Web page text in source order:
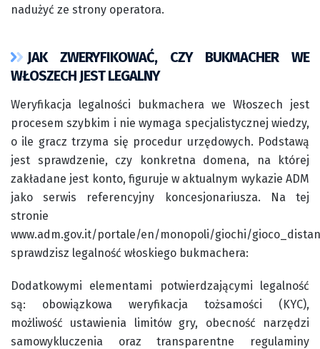
nadużyć ze strony operatora.
JAK ZWERYFIKOWAĆ, CZY BUKMACHER WE
WŁOSZECH JEST LEGALNY
Weryfikacja legalności bukmachera we Włoszech jest
procesem szybkim i nie wymaga specjalistycznej wiedzy,
o ile gracz trzyma się procedur urzędowych. Podstawą
jest sprawdzenie, czy konkretna domena, na której
zakładane jest konto, figuruje w aktualnym wykazie ADM
jako serwis referencyjny koncesjonariusza. Na tej
stronie
www.adm.gov.it/portale/en/monopoli/giochi/
sprawdzisz legalność włoskiego bukmachera:
Dodatkowymi elementami potwierdzającymi legalność
są: obowiązkowa weryfikacja tożsamości (KYC),
możliwość ustawienia limitów gry, obecność narzędzi
samowykluczenia oraz transparentne regulaminy